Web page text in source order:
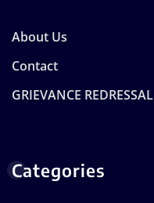
About Us
Contact
GRIEVANCE REDRESSAL
Categories